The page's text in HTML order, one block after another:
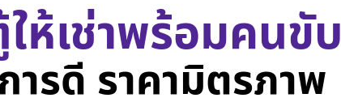
ห้เช่าพร้อมคนขับ
ารดี ราคามิตรภาพ